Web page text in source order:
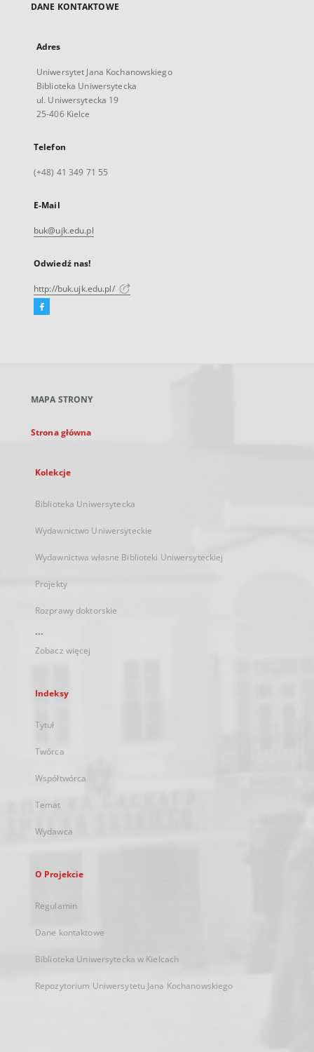
DANE KONTAKTOWE
Adres
Uniwersytet Jana Kochanowskiego
Biblioteka Uniwersytecka
ul. Uniwersytecka 19
25-406 Kielce
Telefon
(+48) 41 349 71 55
E-Mail
buk@ujk.edu.pl
Odwiedź nas!
http://buk.ujk.edu.pl/
Facebook
karcie
MAPA STRONY
Strona główna
Kolekcje
Biblioteka Uniwersytecka
Wydawnictwo Uniwersyteckie
Wydawnictwa własne Biblioteki Uniwersyteckiej
Projekty
Rozprawy doktorskie
...
Zobacz więcej
Indeksy
Tytuł
Twórca
Współtwórca
Temat
Wydawca
O Projekcie
Regulamin
Dane kontaktowe
Biblioteka Uniwersytecka w Kielcach
Repozytorium Uniwersytetu Jana Kochanowskiego